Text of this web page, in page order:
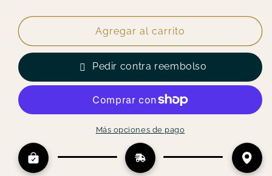
Agregar al carrito
Pedir contra reembolso
Más opciones de pago